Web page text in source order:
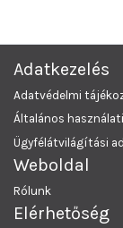
Adatkezelés
Adatvédelmi
Általános
Ügyfélátvilágítási
Weboldal
Rólunk
Elérhetőség